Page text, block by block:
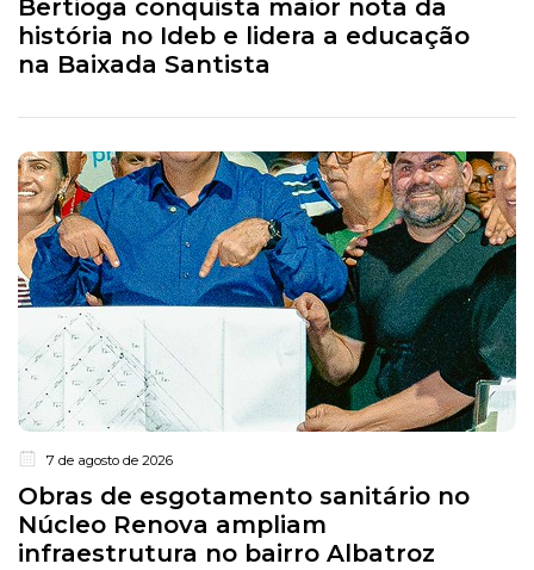
Bertioga conquista maior nota da
história no Ideb e lidera a educação
na Baixada Santista
7 de agosto de 2026
Obras de esgotamento sanitário no
Núcleo Renova ampliam
infraestrutura no bairro Albatroz